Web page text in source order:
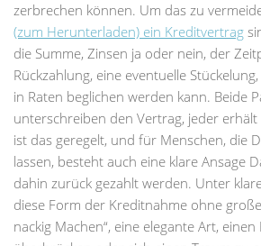
zerbrechen können. Um das zu
(zum Herunterladen) ein Kreditvertrag
die Summe, Zinsen ja oder nein, der
Rückzahlung, eine eventuelle
in Raten beglichen werden kann. Beide
unterschreiben den Vertrag, jeder erhält
ist das geregelt, und für Menschen, die
lassen, besteht auch eine klare Ansage
dahin zurück gezahlt werden. Unter
diese Form der Kreditnahme ohne
nackig Machen“, eine elegante Art, einen